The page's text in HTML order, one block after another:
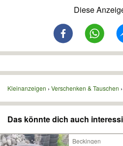
Diese
Kleinanzeigen Verschenken & Tauschen
Das könnte dich auch
Beckingen